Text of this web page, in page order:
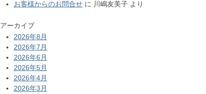
お客様からのお問合せに 川嶋友美子より
アーカイブ
2026年8月
2026年7月
2026年6月
2026年5月
2026年4月
2026年3月